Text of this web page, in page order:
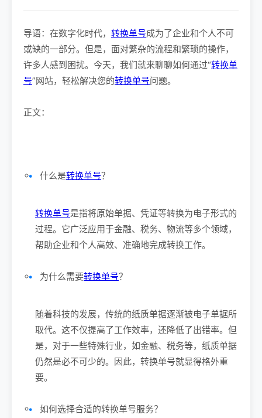
导语：在数字化时代， 转换单号成为了企业和个人不可
或缺的一部分。但是，面对繁杂的流程和繁琐的操作，
许多人感到困扰。今天，我们就来聊聊如何通过“转换单
号”网站，轻松解决您的转换单号问题。
正文：
什么是转换单号？
转换单号是指将原始单据、凭证等转换为电子形式的
过程。它广泛应用于金融、税务、物流等多个领域，
帮助企业和个人高效、准确地完成转换工作。
为什么需要转换单号？
随着科技的发展，传统的纸质单据逐渐被电子单据所
取代。这不仅提高了工作效率，还降低了出错率。但
是，对于一些特殊行业，如金融、税务等，纸质单据
仍然是必不可少的。因此，转换单号就显得格外重
要。
如何选择合适的转换单号服务？